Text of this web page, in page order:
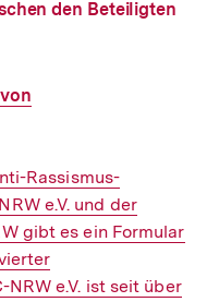
den Beteiligten
Rassismus-
e.V. und der
gibt es ein Formular
e.V. ist seit über